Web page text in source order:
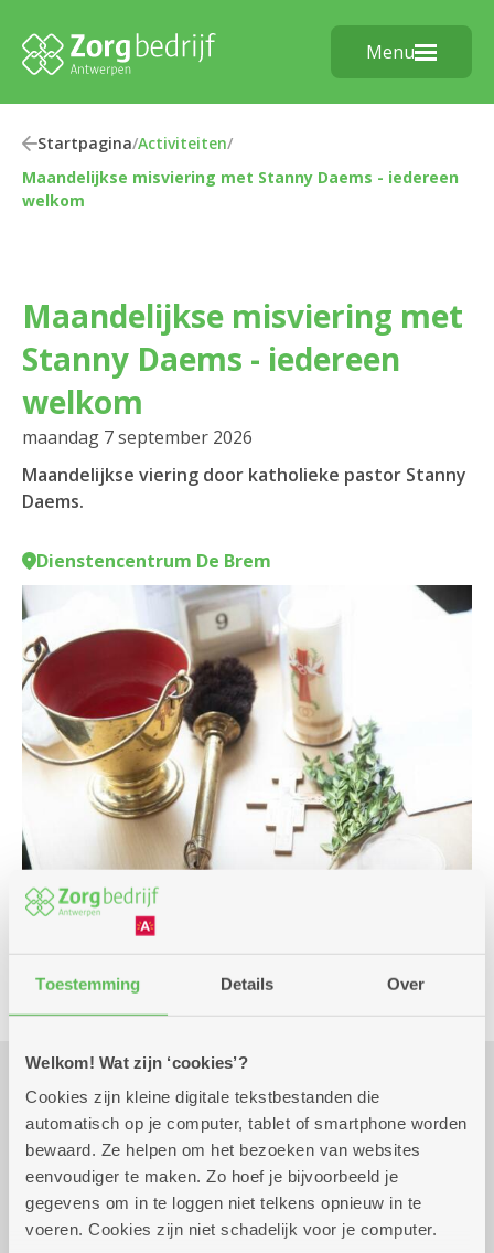
Toestemming Details Over
Welkom! Wat zijn ‘cookies’?
Cookies zijn kleine digitale tekstbestanden die
automatisch op je computer, tablet of smartphone worden
bewaard. Ze helpen om het bezoeken van websites
eenvoudiger te maken. Zo hoef je bijvoorbeeld je
gegevens om in te loggen niet telkens opnieuw in te
voeren. Cookies zijn niet schadelijk voor je computer.
Menu
Startpagina/Activiteiten/
Maandelijkse misviering met Stanny Daems - iedereen
welkom
Maandelijkse misviering met
Stanny Daems - iedereen
welkom
maandag 7 september 2026
Maandelijkse viering door katholieke pastor Stanny
Daems.
Dienstencentrum De Brem
Praktisch
maandag 7 september
2026
11.00 uur tot 12.00